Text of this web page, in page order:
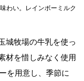
わい。レインボーミルク
城牧場の牛乳を使っ
材を惜しみなく使用
を用意し、季節に